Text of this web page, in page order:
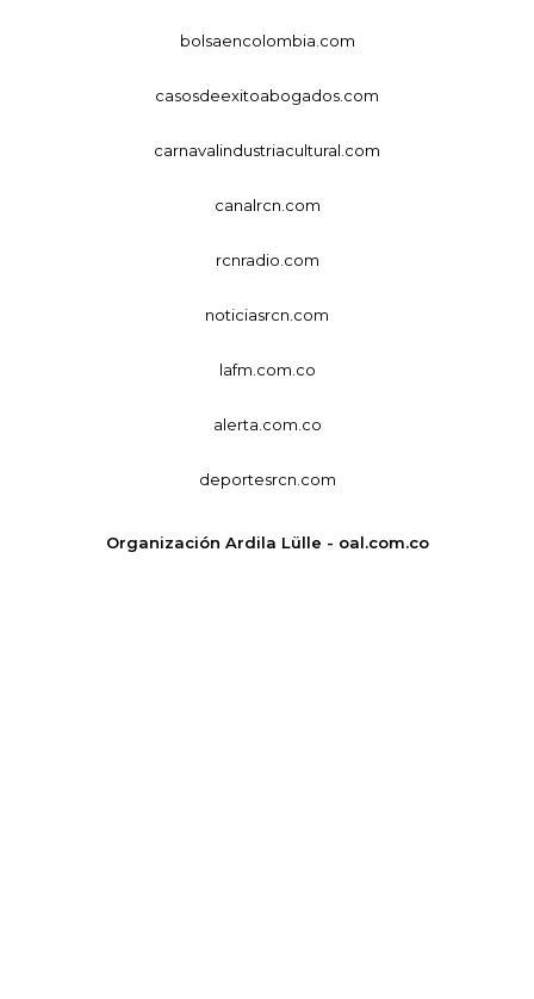
bolsaencolombia.com
casosdeexitoabogados.com
carnavalindustriacultural.com
canalrcn.com
rcnradio.com
noticiasrcn.com
lafm.com.co
alerta.com.co
deportesrcn.com
Organización Ardila Lülle - oal.com.co